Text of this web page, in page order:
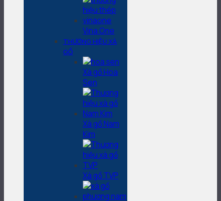
Vina One
THƯƠNG HIỆU XÀ
GỒ
Xà gồ Hoa
Sen
Xà gồ Nam
Kim
Xà gồ TVP